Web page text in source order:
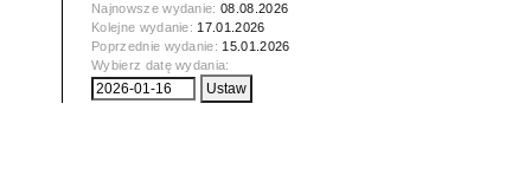
Najnowsze wydanie:08.08.2026
Kolejne wydanie: 17.01.2026
Poprzednie wydanie: 15.01.2026
Wybierz datę wydania: